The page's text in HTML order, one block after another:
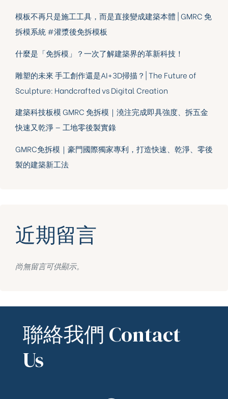
模板不再只是施工工具，而是直接變成建築本體 | GMRC 免
拆模系統 #灌漿後免拆模板
什麼是「免拆模」？一次了解建築界的革新科技！
雕塑的未來 手工創作還是AI+3D掃描？| The Future of
Sculpture: Handcrafted vs Digital Creation
建築科技板模 GMRC 免拆模｜澆注完成即具強度、拆五金
快速又乾淨 — 工地零後製實錄
GMRC免拆模｜豪門國際獨家專利，打造快速、乾淨、零後
製的建築新工法
近期留言
尚無留言可供顯示。
聯絡我們 Contact
Us